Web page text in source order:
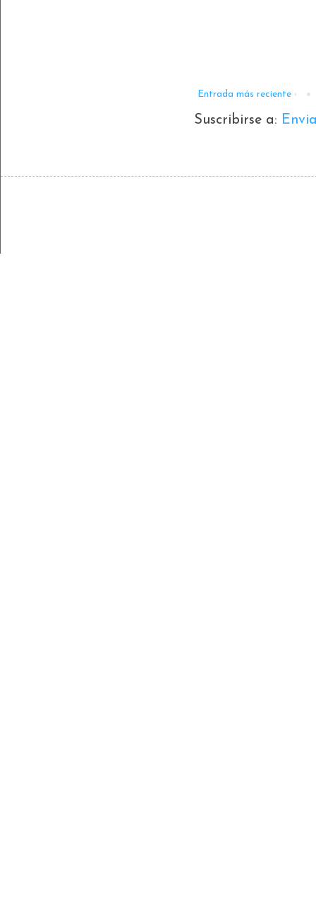
Entrada más reciente
Suscribirse a: